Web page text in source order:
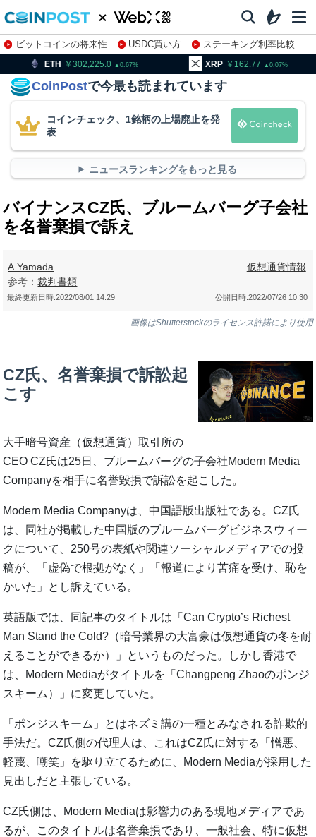
ビットコインの将来性 USDC買い方
ステーキング利率比較
株特集・関連銘柄
0.67 XRP 0.07 BNB
CoinPostで今最も読まれています
コインチェック、1銘柄の上場廃止を発
表
ニュースランキングをもっと見る
バイナンスCZ氏、ブルームバーグ子会社
を名誉棄損で訴え
A.Yamada
参考：裁判書類
仮想通貨情報
公開日時:2022/07/26 10:30
最終更新日時:2022/08/01 14:29
画像はShutterstockのライセンス許諾により使用
CZ氏、名誉棄損で訴訟起
こす
大手暗号資産（仮想通貨）取引所の
CEO CZ氏は25日、ブルームバーグの子会社Modern Media
Companyを相手に名誉毀損で訴訟を起こした。
Modern Media Companyは、中国語版出版社である。CZ氏
は、同社が掲載した中国版のブルームバーグビジネスウィー
クについて、250号の表紙や関連ソーシャルメディアでの投
稿が、「虚偽で根拠がなく」「報道により苦痛を受け、恥を
かいた」とし訴えている。
英語版では、同記事のタイトルは「Can Crypto’s Richest
Man Stand the Cold?（暗号業界の大富豪は仮想通貨の冬を耐
えることができるか）」というものだった。しかし香港で
は、Modern Mediaがタイトルを「Changpeng Zhaoのポンジ
スキーム）」に変更していた。
「ポンジスキーム」とはネズミ講の一種とみなされる詐欺的
手法だ。CZ氏側の代理人は、これはCZ氏に対する「憎悪、
軽蔑、嘲笑」を駆り立てるために、Modern Mediaが採用した
見出しだと主張している。
CZ氏側は、Modern Mediaは影響力のある現地メディアであ
るが、このタイトルは名誉棄損であり、一般社会、特に仮想